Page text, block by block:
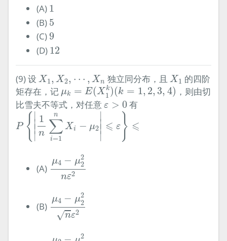
(A) 1
1
(B) 5
5
(C) 9
9
(D) 12
12
(9) 设 X 1, X2, ⋯ , Xn
X1 X2 独立同分布，且 X 1
X1 的四阶
矩存在，记 μk = E(X k
1 )(k = 1, 2, 3, 4)
μk X1k)(k=1,2,3,4)
，则由切
比雪夫不等式，对任意 ε > 0
ε>0 有
P { ∣ ∣
∣
1
n
n
∑
i=1
Xi − μ2∣ ∣
∣
⩽ ε } ⩽
P{|1n∑i=1n X i− μ2|⩽ε }⩽
(A)
μ4 − μ2
2
nε2
2n
(B)
μ4 − μ2
2
√nε2
2n
2
2n